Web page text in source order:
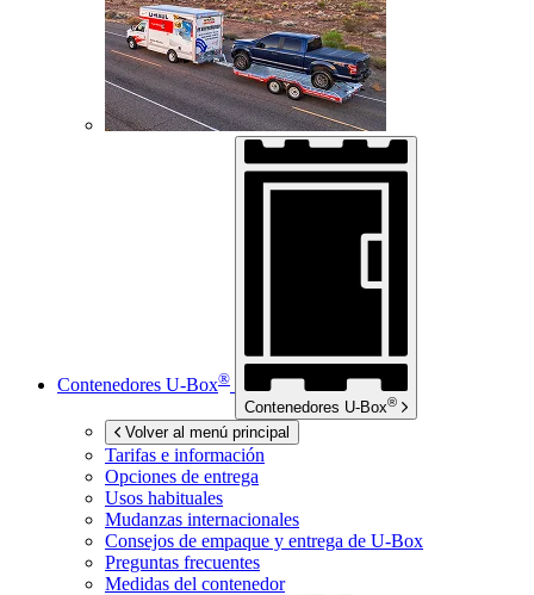
Contenedores U-Box®
Contenedores U-Box®
Volver al menú principal
Tarifas e información
Opciones de entrega
Usos habituales
Mudanzas internacionales
Consejos de empaque y entrega de U-Box
Preguntas frecuentes
Medidas del contenedor